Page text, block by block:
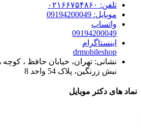
تلفن: ۰۲۱۶۶۷۵۴۸۶۰
موبایل: 09194200049
واتساپ
09194200049
اینستاگرام
drmobileshop
نشانی: تهران، خیابان حافظ ،
نبش زرنگین، پلاک 54 واحد 8
نماد های دکتر موبایل